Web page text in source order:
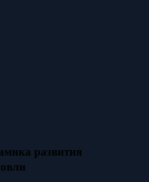
развития